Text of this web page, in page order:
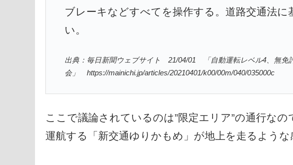
ブレーキなどすべてを操作する。道路交通法に
い。
出典：毎日新聞ウェブサイト 21/04/01 「自動運転レベル4、無
会」 https://mainichi.jp/articles/20210401/k00/00m/040/035000c
ここで議論されているのは”限定エリア”の通行な
運航する「新交通ゆりかもめ」が地上を走るような